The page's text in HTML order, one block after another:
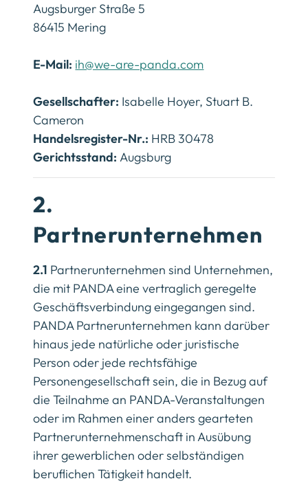
Augsburger Straße 5
86415 Mering
E-Mail: ih@we-are-panda.com
Gesellschafter: Isabelle Hoyer, Stuart B.
Cameron
Handelsregister-Nr.: HRB 30478
Gerichtsstand: Augsburg
2.
Partnerunternehmen
2.1 Partnerunternehmen sind Unternehmen,
die mit PANDA eine vertraglich geregelte
Geschäftsverbindung eingegangen sind.
PANDA Partnerunternehmen kann darüber
hinaus jede natürliche oder juristische
Person oder jede rechtsfähige
Personengesellschaft sein, die in Bezug auf
die Teilnahme an PANDA-Veranstaltungen
oder im Rahmen einer anders gearteten
Partnerunternehmenschaft in Ausübung
ihrer gewerblichen oder selbständigen
beruflichen Tätigkeit handelt.